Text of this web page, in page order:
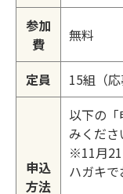
参加
費
無料
定員 15組（
申込
方法
以下の
みくださ
※11月21
ハガキで